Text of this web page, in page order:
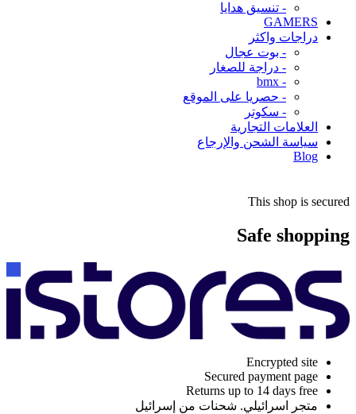
- تنسيق هدايا
GAMERS
دراجات واكثر
- بوت عجال
- دراجة للصغار
- bmx
- حصريا على الموقع
- سكوتر
العلامات التجارية
سياسة الشحن والإرجاع
Blog
This shop is secured
Safe shopping
Encrypted site
Secured payment page
Returns up to 14 days free
متجر اسرائيلي. شحنات من إسرائيل